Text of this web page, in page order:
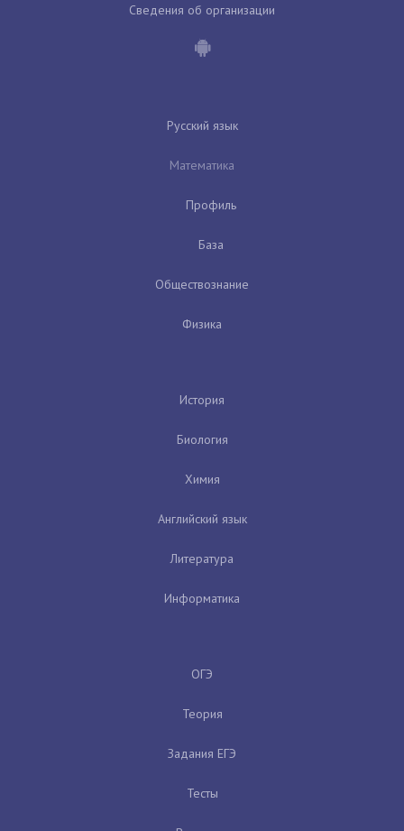
Сведения об организации
Русский язык
Математика
Профиль
База
Обществознание
Физика
История
Биология
Химия
Английский язык
Литература
Информатика
ОГЭ
Теория
Задания ЕГЭ
Тесты